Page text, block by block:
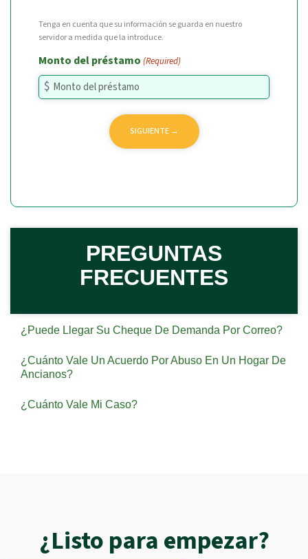
Tenga en cuenta que su información se guarda en nuestro
servidor a medida que la introduce.
Monto del préstamo (Required)
PREGUNTAS
FRECUENTES
¿Puede Llegar Su Cheque De Demanda Por Correo?
¿Cuánto Vale Un Acuerdo Por Abuso En Un Hogar De
Ancianos?
¿Cuánto Vale Mi Caso?
¿Listo para empezar?